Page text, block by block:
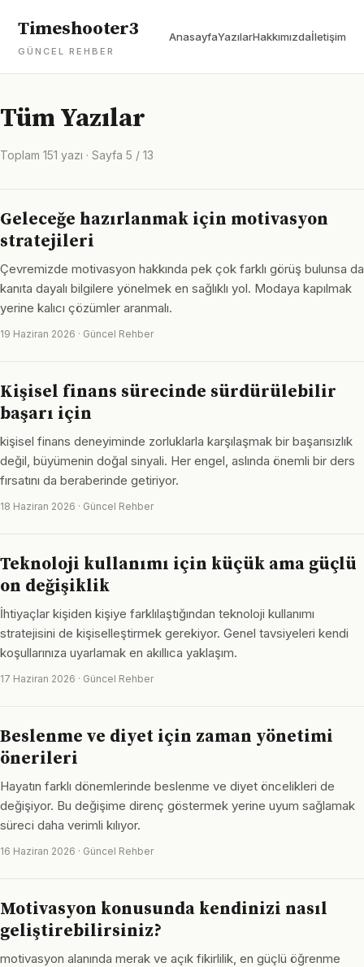
Timeshooter3
GÜNCEL REHBER
AnasayfaYazılarHakkımızdaİletişim
Tüm Yazılar
Toplam 151 yazı · Sayfa 5 / 13
Geleceğe hazırlanmak için motivasyon
stratejileri
Çevremizde motivasyon hakkında pek çok farklı görüş bulunsa da
kanıta dayalı bilgilere yönelmek en sağlıklı yol. Modaya kapılmak
yerine kalıcı çözümler aranmalı.
19 Haziran 2026 · Güncel Rehber
Kişisel finans sürecinde sürdürülebilir
başarı için
kişisel finans deneyiminde zorluklarla karşılaşmak bir başarısızlık
değil, büyümenin doğal sinyali. Her engel, aslında önemli bir ders
fırsatını da beraberinde getiriyor.
18 Haziran 2026 · Güncel Rehber
Teknoloji kullanımı için küçük ama güçlü
on değişiklik
İhtiyaçlar kişiden kişiye farklılaştığından teknoloji kullanımı
stratejisini de kişiselleştirmek gerekiyor. Genel tavsiyeleri kendi
koşullarınıza uyarlamak en akıllıca yaklaşım.
17 Haziran 2026 · Güncel Rehber
Beslenme ve diyet için zaman yönetimi
önerileri
Hayatın farklı dönemlerinde beslenme ve diyet öncelikleri de
değişiyor. Bu değişime direnç göstermek yerine uyum sağlamak
süreci daha verimli kılıyor.
16 Haziran 2026 · Güncel Rehber
Motivasyon konusunda kendinizi nasıl
geliştirebilirsiniz?
motivasyon alanında merak ve açık fikirlilik, en güçlü öğrenme